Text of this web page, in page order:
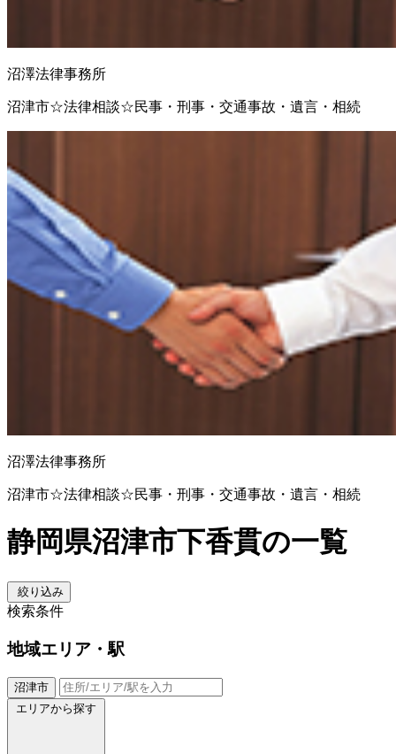
沼澤法律事務所
沼津市☆法律相談☆民事・刑事・交通事故・遺言・相続
沼澤法律事務所
沼津市☆法律相談☆民事・刑事・交通事故・遺言・相続
静岡県沼津市下香貫の一覧
絞り込み
検索条件
地域エリア・駅
沼津市
エリアから探す